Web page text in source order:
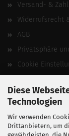
Diese
Technologien
Wir verwenden
Drittanbietern, um
Versand- &
Widerrufsrecht
AGB
Privatsphäre
Cookie
Vertrag